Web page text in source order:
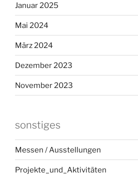
Januar 2025
Mai 2024
März 2024
Dezember 2023
November 2023
sonstiges
Messen / Ausstellungen
Projekte_und_Aktivitäten